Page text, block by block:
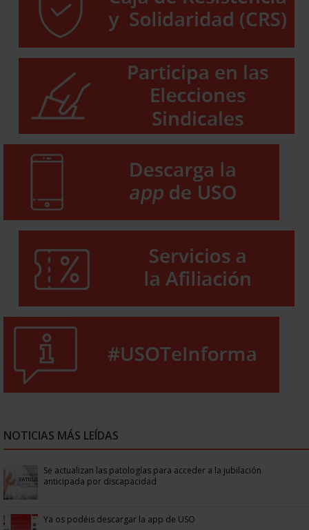
NOTICIAS MÁS LEÍDAS
Se actualizan las patologías para acceder a la jubilación
anticipada por discapacidad
Ya os podéis descargar la app de USO